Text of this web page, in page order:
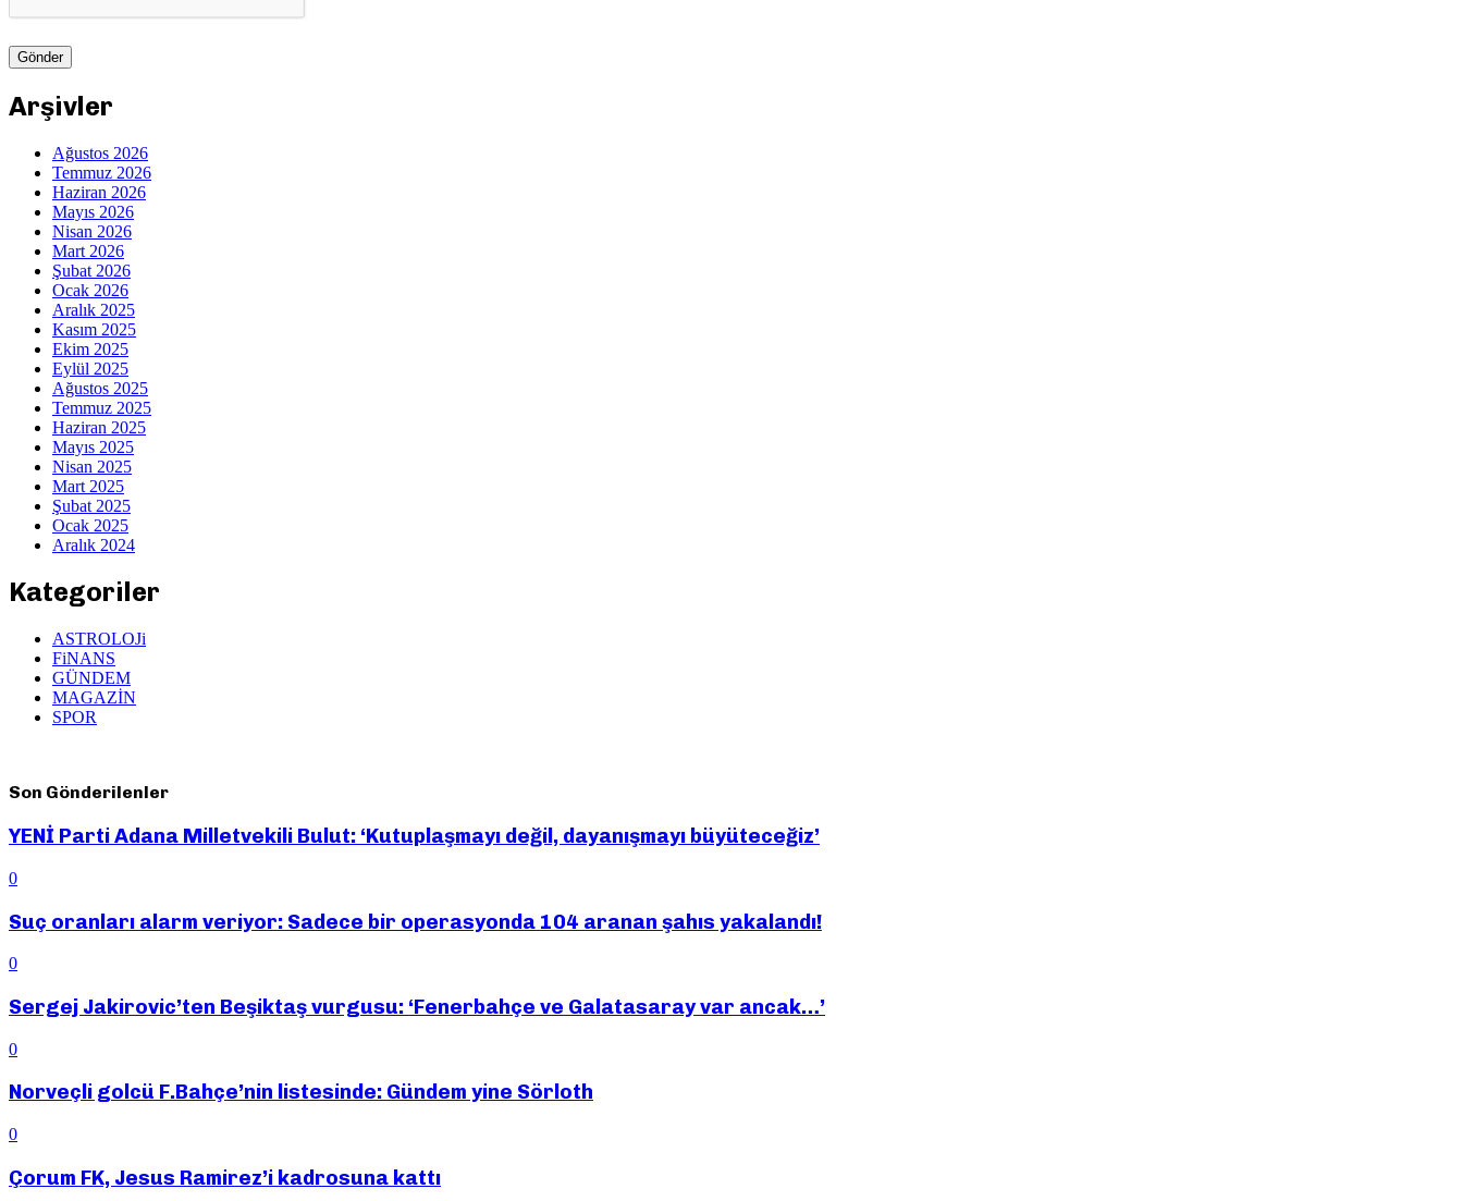
Arşivler
Ağustos 2026
Temmuz 2026
Haziran 2026
Mayıs 2026
Nisan 2026
Mart 2026
Şubat 2026
Ocak 2026
Aralık 2025
Kasım 2025
Ekim 2025
Eylül 2025
Ağustos 2025
Temmuz 2025
Haziran 2025
Mayıs 2025
Nisan 2025
Mart 2025
Şubat 2025
Ocak 2025
Aralık 2024
Kategoriler
ASTROLOJi
FiNANS
GÜNDEM
MAGAZİN
SPOR
Son Gönderilenler
YENİ Parti Adana Milletvekili Bulut: ‘Kutuplaşmayı değil, dayanışmayı büyüteceğiz’
0
Suç oranları alarm veriyor: Sadece bir operasyonda 104 aranan şahıs yakalandı!
0
Sergej Jakirovic’ten Beşiktaş vurgusu: ‘Fenerbahçe ve Galatasaray var ancak…’
0
Norveçli golcü F.Bahçe’nin listesinde: Gündem yine Sörloth
0
Çorum FK, Jesus Ramirez’i kadrosuna kattı